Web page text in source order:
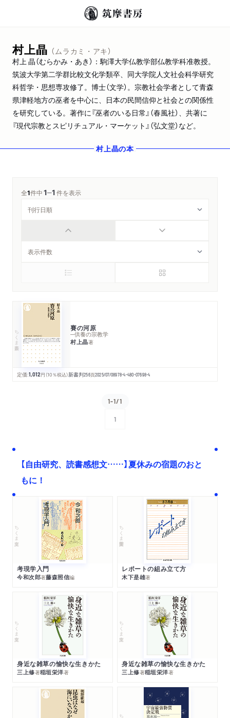
村上晶 （ムラカミ・アキ）
村上 晶（むらかみ・あき）：駒澤大学仏教学部仏教学科准教授。
筑波大学第二学群比較文化学類卒、同大学院人文社会科学研究
科哲学・思想専攻修了。博士（文学）。宗教社会学者として青森
県津軽地方の巫者を中心に、日本の民間信仰と社会との関係性
を研究している。著作に『巫者のいる日常』（春風社）、共著に
『現代宗教とスピリチュアル・マーケット』（弘文堂）など。
村上晶の本
全1件中1─1件を表示
ちくま新書 賽の河原
─供養の宗教学
村上晶著
定価:1,012円 （10％税込）新書判256頁2025/07/08978-4-480-07698-4
1-1/1
1
【自由研究、読書感想文……】夏休みの宿題のおと
もに！
ちくま文庫
考現学入門
今和次郎著藤森照信編
ちくま学芸文庫
レポートの組み立て方
木下是雄著
ちくま文庫
身近な雑草の愉快な生きかた
三上修著稲垣栄洋著
ちくま文庫
身近な雑草の愉快な生きかた
三上修著稲垣栄洋著